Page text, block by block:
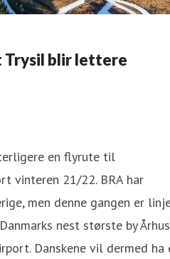
Trysil blir lettere
en flyrute til
vinteren 21/22. BRA har
men denne gangen er
nest største by Århus
Danskene vil dermed ha